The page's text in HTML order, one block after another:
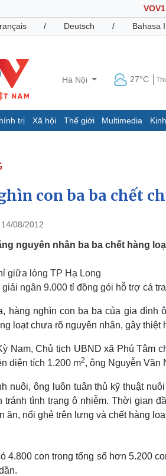
VOV1
/ Deutsch / Bahasa
Hà Nội 27°C
trị Xã hội Thế giới Multimedia
Dấu ấn VOV
Quân sự - Quốc phòng
Việt Nam
Phân tích
ngon
cân
Đời sống
Nhà đẹp
Tình yêu - Gia đình
con ba ba chết
08/2012
nguyên nhân ba ba chết hàng
giữa lòng TP Hạ Long
ngân 9.000 tỉ đồng gói hỗ trợ cá tra
hàng nghìn con ba ba của gia đình
loạt chưa rõ nguyên nhân, gây thiệt
Nam, Chủ tịch UBND xã Phú Tâm
diện tích 1.200 m2, ông Nguyễn Văn
nuôi, ông luôn tuân thủ kỹ thuật
tránh tình trạng ô nhiễm. Thời gian
ăn, nổi ghẻ trên lưng và chết hàng
4.800 con trong tổng số hơn 5.200